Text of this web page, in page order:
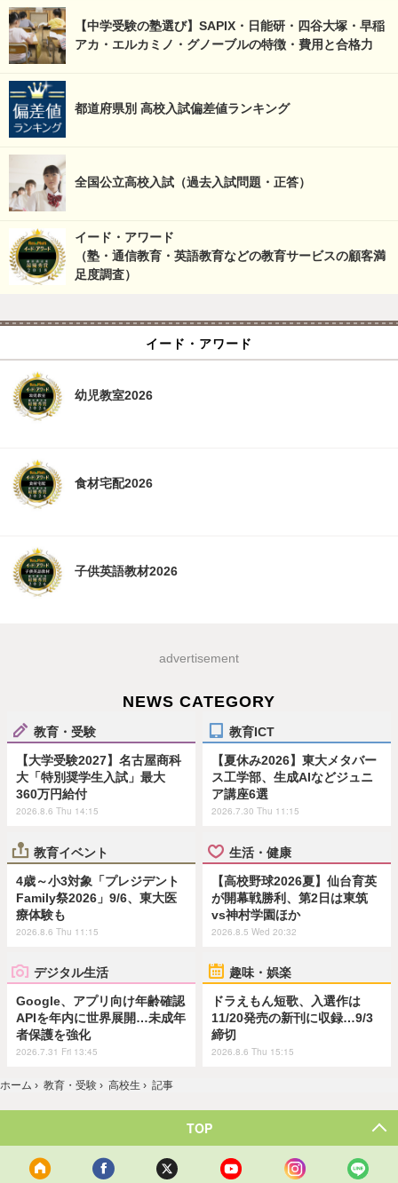
【中学受験の塾選び】SAPIX・日能研・四谷大塚・早稲
アカ・エルカミノ・グノーブルの特徴・費用と合格力
都道府県別 高校入試偏差値ランキング
全国公立高校入試（過去入試問題・正答）
イード・アワード
（塾・通信教育・英語教育などの教育サービスの顧客満
足度調査）
イード・アワード
幼児教室2026
食材宅配2026
子供英語教材2026
advertisement
NEWS CATEGORY
教育・受験
【大学受験2027】名古屋商科
大「特別奨学生入試」最大
360万円給付
2026.8.6 Thu 14:15
教育ICT
【夏休み2026】東大メタバー
ス工学部、生成AIなどジュニ
ア講座6選
2026.7.30 Thu 11:15
教育イベント
4歳～小3対象「プレジデント
Family祭2026」9/6、東大医
療体験も
2026.8.6 Thu 11:15
生活・健康
【高校野球2026夏】仙台育英
が開幕戦勝利、第2日は東筑
vs神村学園ほか
2026.8.5 Wed 20:32
デジタル生活
Google、アプリ向け年齢確認
APIを年内に世界展開…未成年
者保護を強化
2026.7.31 Fri 13:45
趣味・娯楽
ドラえもん短歌、入選作は
11/20発売の新刊に収録…9/3
締切
2026.8.6 Thu 15:15
ホーム › 教育・受験 › 高校生 › 記事
TOP